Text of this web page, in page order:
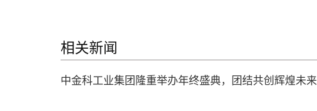
相关新闻
中金科工业集团隆重举办年终盛典，团结共创辉煌未来